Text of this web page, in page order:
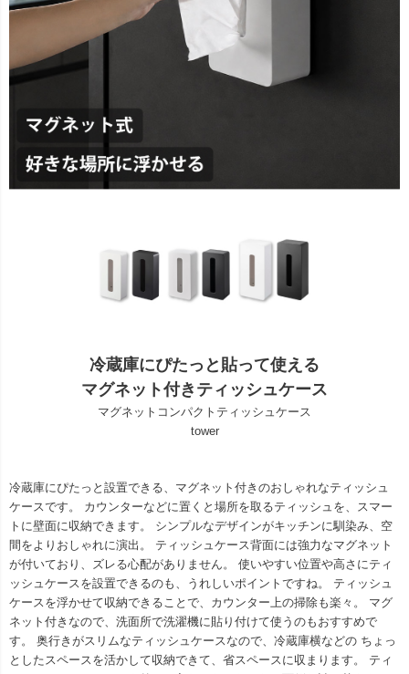
冷蔵庫にぴたっと貼って使える
マグネット付きティッシュケース
マグネットコンパクトティッシュケース
tower
冷蔵庫にぴたっと設置できる、マグネット付きのおしゃれなティッシュ
ケースです。 カウンターなどに置くと場所を取るティッシュを、スマー
トに壁面に収納できます。 シンプルなデザインがキッチンに馴染み、空
間をよりおしゃれに演出。 ティッシュケース背面には強力なマグネット
が付いており、ズレる心配がありません。 使いやすい位置や高さにティ
ッシュケースを設置できるのも、うれしいポイントですね。 ティッシュ
ケースを浮かせて収納できることで、カウンター上の掃除も楽々。 マグ
ネット付きなので、洗面所で洗濯機に貼り付けて使うのもおすすめで
す。 奥行きがスリムなティッシュケースなので、冷蔵庫横などの ちょっ
としたスペースを活かして収納できて、省スペースに収まります。 ティ